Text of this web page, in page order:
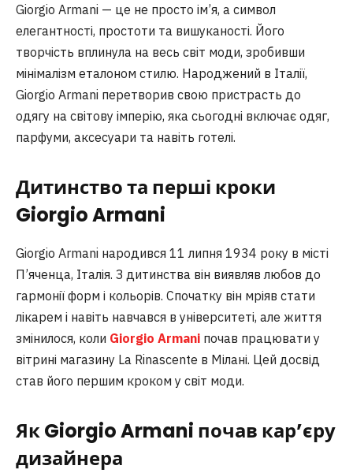
Giorgio Armani — це не просто ім’я, а символ
елегантності, простоти та вишуканості. Його
творчість вплинула на весь світ моди, зробивши
мінімалізм еталоном стилю. Народжений в Італії,
Giorgio Armani перетворив свою пристрасть до
одягу на світову імперію, яка сьогодні включає одяг,
парфуми, аксесуари та навіть готелі.
Дитинство та перші кроки
Giorgio Armani
Giorgio Armani народився 11 липня 1934 року в місті
П’яченца, Італія. З дитинства він виявляв любов до
гармонії форм і кольорів. Спочатку він мріяв стати
лікарем і навіть навчався в університеті, але життя
змінилося, коли Giorgio Armani почав працювати у
вітрині магазину La Rinascente в Мілані. Цей досвід
став його першим кроком у світ моди.
Як Giorgio Armani почав кар’єру
дизайнера